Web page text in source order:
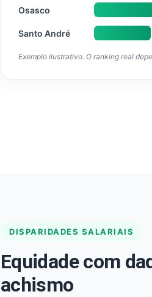
Osasco
Santo André
Exemplo ilustrativo. O ranking real
DISPARIDADES SALARIAIS
Equidade com
achismo